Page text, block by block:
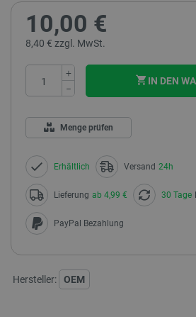
10,00 €
8,40 € zzgl. MwSt.
+
−
IN DEN
Menge prüfen
Erhältlich Versand 24h
Lieferung ab 4,99 € 30 Tage
PayPal Bezahlung
Hersteller: OEM